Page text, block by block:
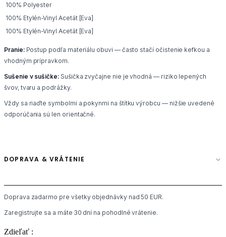
100% Polyester
100% Etylén-Vinyl Acetát [Eva]
100% Etylén-Vinyl Acetát [Eva]
Pranie:Postup podľa materiálu obuvi — často stačí očistenie kefkou a
vhodným prípravkom.
Sušenie v sušičke:Sušička zvyčajne nie je vhodná — riziko lepených
švov, tvaru a podrážky.
Vždy sa riaďte symbolmi a pokynmi na štítku výrobcu — nižšie uvedené
odporúčania sú len orientačné.
DOPRAVA & VRÁTENIE
Doprava zadarmo pre všetky objednávky nad 50 EUR.
Zaregistrujte sa a máte 30 dní na pohodlné vrátenie.
Zdieľať :